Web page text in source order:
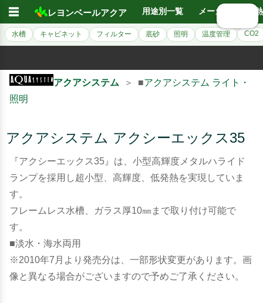
☰ レヨンベールアクア 用途別一覧 メーカー別
水槽 キャビネット フィルター 底砂 照明 温度管理 CO2
アクアシステム ＞ ■アクアシステム ライト・
照明
アクアシステム アクシーエックス35
『アクシーエックス35』は、小型高輝度メタルハライド
ランプを採用し超小型、高輝度、低発熱を実現していま
す。
フレームレス水槽、ガラス厚10㎜まで取り付け可能で
す。
■淡水・海水両用
※2010年7月より発売分は、一部形状変更があります。画
像と異なる場合がございますので予めご了承ください。